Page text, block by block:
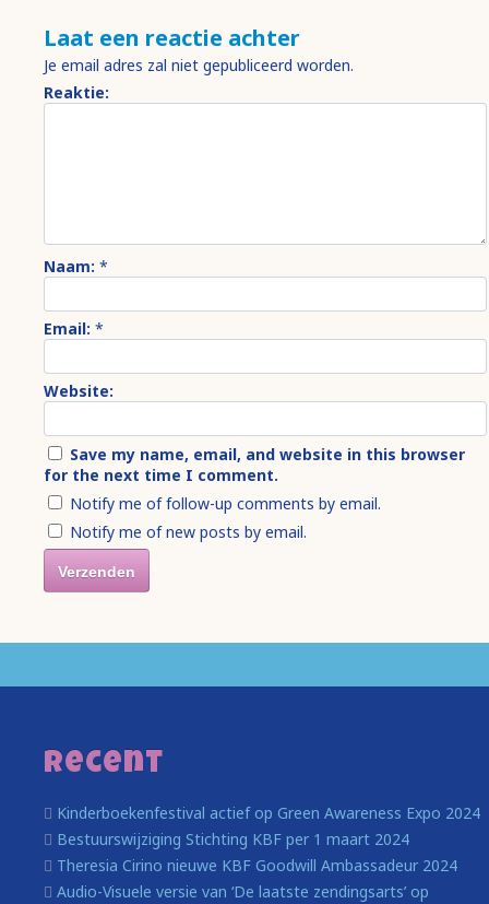
Laat een reactie achter
Je email adres zal niet gepubliceerd worden.
Reaktie:
Naam: *
Email: *
Website:
Save my name, email, and website in this browser
for the next time I comment.
Notify me of follow-up comments by email.
Notify me of new posts by email.
Recent
Kinderboekenfestival actief op Green Awareness Expo 2024
Bestuurswijziging Stichting KBF per 1 maart 2024
Theresia Cirino nieuwe KBF Goodwill Ambassadeur 2024
Audio-Visuele versie van ‘De laatste zendingsarts’ op